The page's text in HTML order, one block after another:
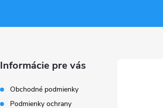
Informácie pre vás
Obchodné podmienky
Podmienky ochrany